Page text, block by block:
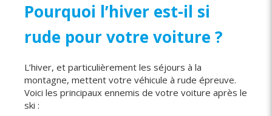
Pourquoi l’hiver est-il si
rude pour votre voiture ?
L’hiver, et particulièrement les séjours à la
montagne, mettent votre véhicule à rude épreuve.
Voici les principaux ennemis de votre voiture après le
ski :